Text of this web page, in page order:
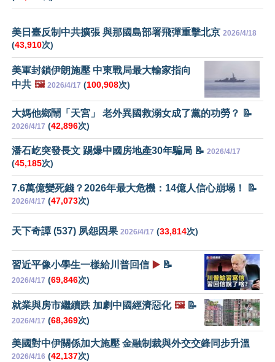
美日臺反制中共擴張 與那國島部署飛彈重擊北京 2026/4/18
(43,910次)
美軍封鎖伊朗施壓 中東戰局最大輸家指向
中共 🖼️ 2026/4/17 (100,908次)
大媽他鄉鬧「天宮」 老外異國救溺女成了黨的功勞？ 📝
2026/4/17 (42,896次)
潘石屹突發長文 踢爆中國房地產30年騙局 📝 2026/4/17
(45,185次)
7.6萬億變死錢？2026年最大危機：14億人信心崩塌！ 📝
2026/4/17 (47,073次)
天下奇譚 (537) 夙怨因果 2026/4/17 (33,814次)
習近平像小學生一樣給川普回信 ▶️ 📝
2026/4/17 (69,846次)
就業與房市繼續跌 加劇中國經濟惡化 🖼️📝
2026/4/17 (68,369次)
美國對中伊關係加大施壓 金融制裁與外交交鋒同步升溫
2026/4/16 (42,137次)